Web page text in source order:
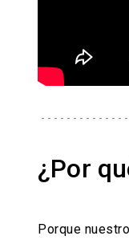
¿Por
Porque